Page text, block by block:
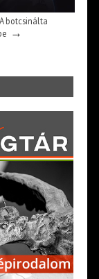
botcsinálta
→